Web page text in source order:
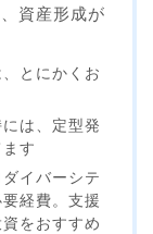
資産形成が
とにかくお
は、定型発
す
イバーシテ
経費。支援
をおすすめ